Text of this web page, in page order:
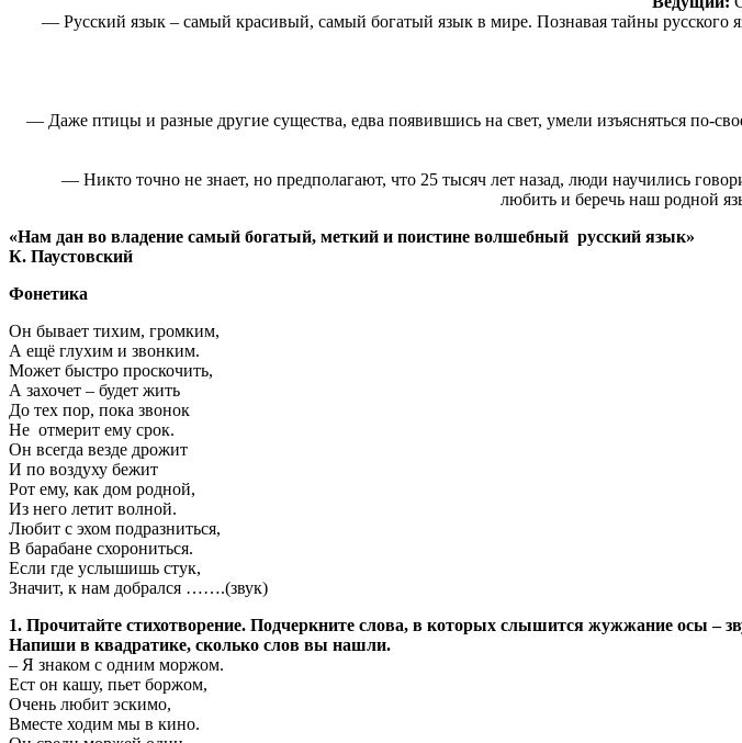
— Русский язык – самый красивый, самый богатый язык в мире. Познавая тайны русского
— Даже птицы и разные другие существа, едва появившись на свет, умели изъясняться по-
— Никто точно не знает, но предполагают, что 25 тысяч лет назад, люди научились
любить и беречь наш родной
«Нам дан во владение самый богатый, меткий и поистине волшебный русский язык»
К. Паустовский
Фонетика
Он бывает тихим, громким,
А ещё глухим и звонким.
Может быстро проскочить,
А захочет – будет жить
До тех пор, пока звонок
Не отмерит ему срок.
Он всегда везде дрожит
И по воздуху бежит
Рот ему, как дом родной,
Из него летит волной.
Любит с эхом подразниться,
В барабане схорониться.
Если где услышишь стук,
Значит, к нам добрался …….(звук)
1. Прочитайте стихотворение. Подчеркните слова, в которых слышится жужжание осы –
Напиши в квадратике, сколько слов вы нашли.
– Я знаком с одним моржом.
Ест он кашу, пьет боржом,
Очень любит эскимо,
Вместе ходим мы в кино.